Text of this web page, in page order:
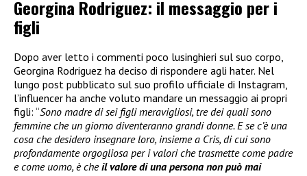
Georgina Rodriguez: il messaggio per i
figli
Dopo aver letto i commenti poco lusinghieri sul suo corpo,
Georgina Rodriguez ha deciso di rispondere agli hater. Nel
lungo post pubblicato sul suo profilo ufficiale di Instagram,
l’influencer ha anche voluto mandare un messaggio ai propri
figli: “Sono madre di sei figli meravigliosi, tre dei quali sono
femmine che un giorno diventeranno grandi donne. E se c’è una
cosa che desidero insegnare loro, insieme a Cris, di cui sono
profondamente orgogliosa per i valori che trasmette come padre
e come uomo, è cheil valore di una persona non può mai